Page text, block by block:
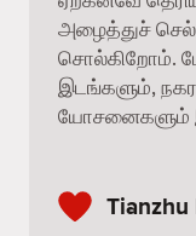
அழைத்துச்
சொல்கிறோம்.
இடங்களும்,
யோசனைகளும்